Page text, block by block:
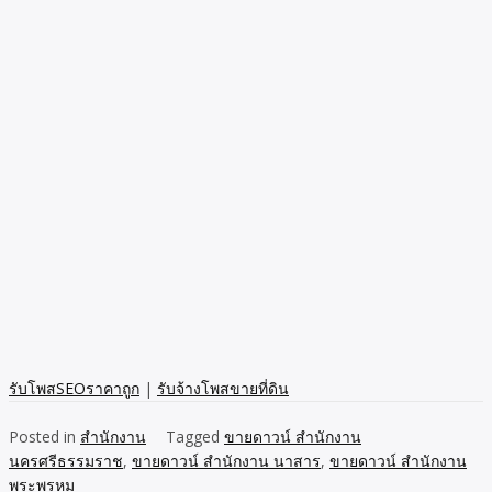
รับโพสSEOราคาถูก | รับจ้างโพสขายที่ดิน
Posted in สำนักงาน Tagged ขายดาวน์ สำนักงาน
นครศรีธรรมราช, ขายดาวน์ สำนักงาน นาสาร, ขายดาวน์ สำนักงาน
พระพรหม